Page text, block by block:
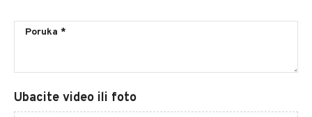
Ubacite video ili foto